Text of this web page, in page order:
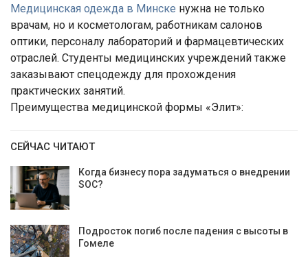
Медицинская одежда в Минске нужна не только
врачам, но и косметологам, работникам салонов
оптики, персоналу лабораторий и фармацевтических
отраслей. Студенты медицинских учреждений также
заказывают спецодежду для прохождения
практических занятий.
Преимущества медицинской формы «Элит»:
СЕЙЧАС ЧИТАЮТ
Когда бизнесу пора задуматься о внедрении
SOC?
Подросток погиб после падения с высоты в
Гомеле